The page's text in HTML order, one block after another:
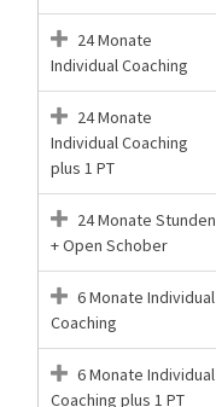
24 Monate
Individual Coaching
24 Monate
Individual Coaching
plus 1 PT
24 Monate Stunden
+ Open Schober
6 Monate Individual
Coaching
6 Monate Individual
Coaching plus 1 PT